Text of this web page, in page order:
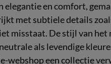
en comfort,
met subtiele details
misstaat. De stijl van het
als levendige
webshop een collectie